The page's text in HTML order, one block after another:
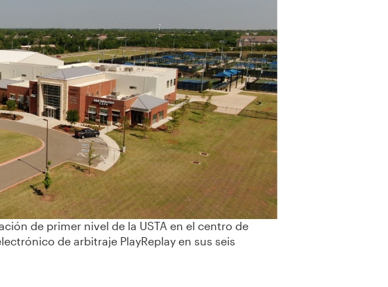
de primer nivel de la USTA en el centro de
de arbitraje PlayReplay en sus seis